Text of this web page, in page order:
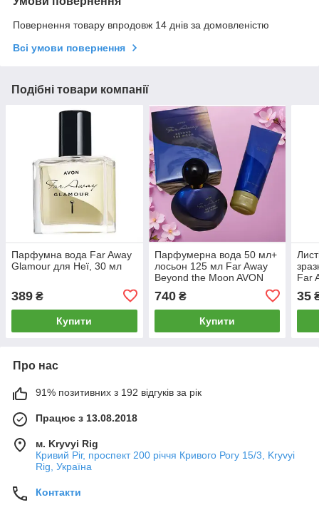
Повернення товару впродовж 14 днів за домовленістю
Всі умови повернення
Подібні товари компанії
Парфумна вода Far Away
Glamour для Неї, 30 мл
389 ₴
Купити
Парфумерна вода 50 мл+
лосьон 125 мл Far Away
Beyond the Moon AVON
740₴
Купити
Far
35
Про нас
91% позитивних з 192 відгуків за рік
Працює з 13.08.2018
м. Kryvyi Rig
Кривий Ріг, проспект 200 річчя Кривого Рогу 15/3, Kryvyi
Rig, Україна
Контакти